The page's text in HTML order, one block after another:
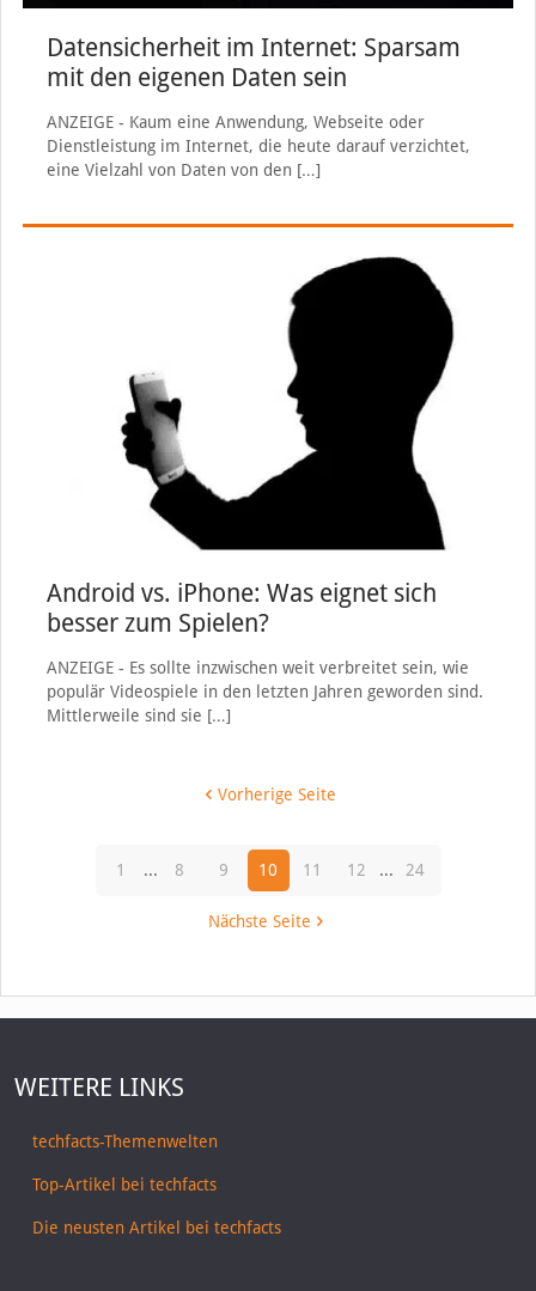
Datensicherheit im Internet: Sparsam
mit den eigenen Daten sein
ANZEIGE - Kaum eine Anwendung, Webseite oder
Dienstleistung im Internet, die heute darauf verzichtet,
eine Vielzahl von Daten von den […]
Android vs. iPhone: Was eignet sich
besser zum Spielen?
ANZEIGE - Es sollte inzwischen weit verbreitet sein, wie
populär Videospiele in den letzten Jahren geworden sind.
Mittlerweile sind sie […]
Vorherige Seite
1 ... 8 9 10 11 12 ... 24
Nächste Seite
WEITERE LINKS
techfacts-Themenwelten
Top-Artikel bei techfacts
Die neusten Artikel bei techfacts